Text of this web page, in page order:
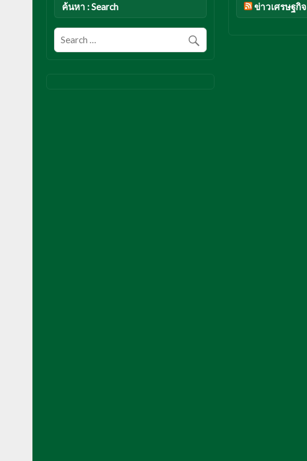
ค้นหา : Search ข่าวเศรษฐกิจ